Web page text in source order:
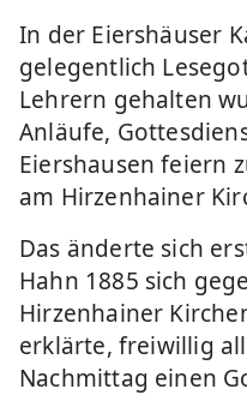
In der Eiershäuser
gelegentlich
Lehrern gehalten
Anläufe,
Eiershausen feiern
am Hirzenhainer
Das änderte sich
Hahn 1885 sich
Hirzenhainer
erklärte, freiwillig
Nachmittag einen